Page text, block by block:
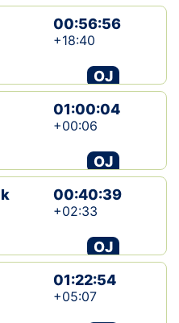
00:56:56
+18:40
OJ
01:00:04
+00:06
OJ
00:40:39
+02:33
OJ
01:22:54
+05:07